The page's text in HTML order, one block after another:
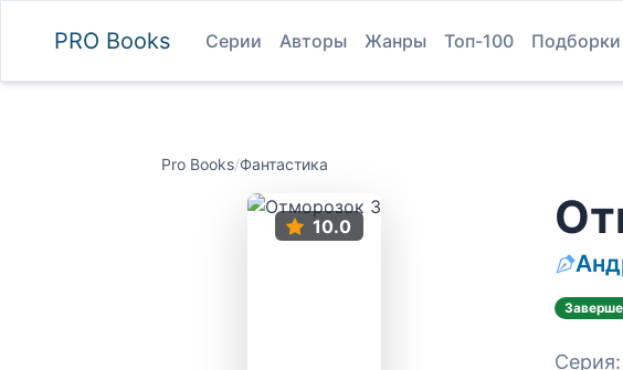
PRO Books Серии Авторы Жанры Топ-100 Подборки
Pro Books/Фантастика
10.0
Серия: